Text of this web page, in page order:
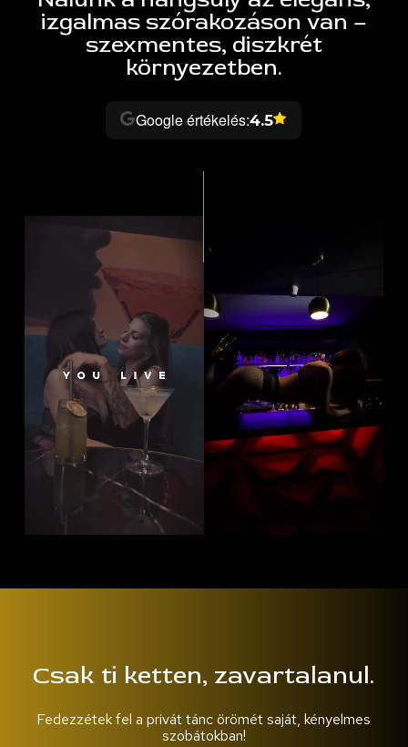
izgalmas szórakozáson van –
szexmentes, diszkrét
környezetben.
Google értékelés:4.5
Csak ti ketten, zavartalanul.
Fedezzétek fel a privát tánc örömét saját, kényelmes
szobátokban!